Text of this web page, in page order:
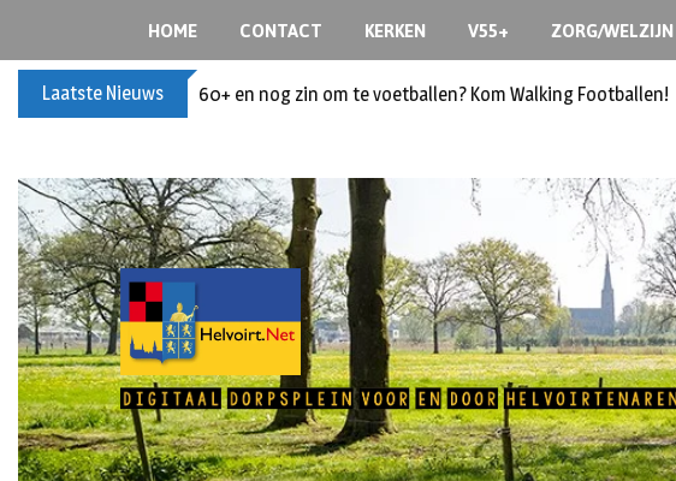
HOME CONTACT KERKEN V55+ ZORG/WELZIJN
Laatste Nieuws 60+ en nog zin om te voetballen? Kom Walking Footballen!